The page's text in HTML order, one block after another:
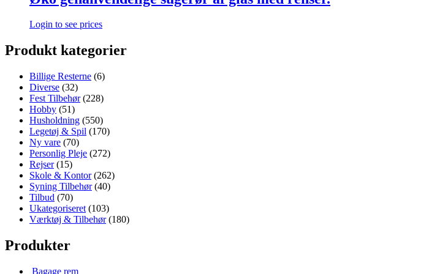
Login to see prices
Produkt kategorier
Billige Resterne (6)
Diverse (32)
Fest Tilbehør (228)
Hobby (51)
Husholdning (550)
Legetøj & Spil (170)
Ny vare (70)
Personlig Pleje (272)
Rejser (15)
Skole & Kontor (262)
Syning Tilbehør (40)
Tilbud (70)
Ukategoriseret (103)
Værktøj & Tilbehør (180)
Produkter
Bagage rem